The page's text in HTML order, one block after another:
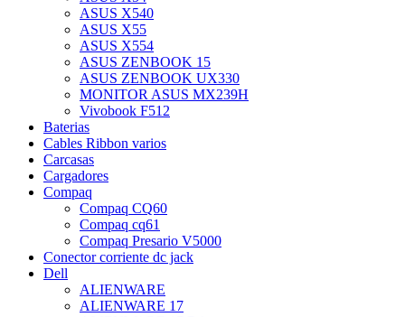
ASUS X540
ASUS X55
ASUS X554
ASUS ZENBOOK 15
ASUS ZENBOOK UX330
MONITOR ASUS MX239H
Vivobook F512
Baterias
Cables Ribbon varios
Carcasas
Cargadores
Compaq
Compaq CQ60
Compaq cq61
Compaq Presario V5000
Conector corriente dc jack
Dell
ALIENWARE
ALIENWARE 17